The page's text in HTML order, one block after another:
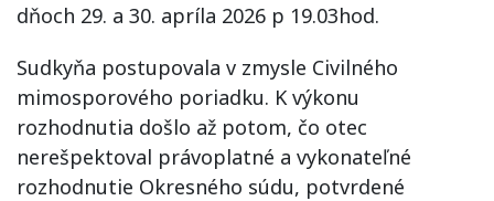
dňoch 29. a 30. apríla 2026 p 19.03hod.
Sudkyňa postupovala v zmysle Civilného
mimosporového poriadku. K výkonu
rozhodnutia došlo až potom, čo otec
nerešpektoval právoplatné a vykonateľné
rozhodnutie Okresného súdu, potvrdené